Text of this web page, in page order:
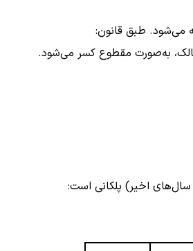
می‌شود. طبق قانون:
به‌صورت مقطوع کسر می‌شود.
اخیر) پلکانی است: